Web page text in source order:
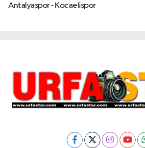
Antalyaspor - Kocaelispor